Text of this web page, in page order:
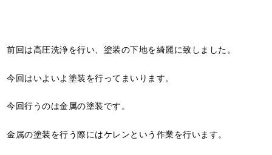
前回は高圧洗浄を行い、塗装の下地を綺麗に致しました。
今回はいよいよ塗装を行ってまいります。
今回行うのは金属の塗装です。
金属の塗装を行う際にはケレンという作業を行います。